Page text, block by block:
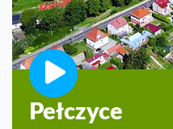
Pełczyce